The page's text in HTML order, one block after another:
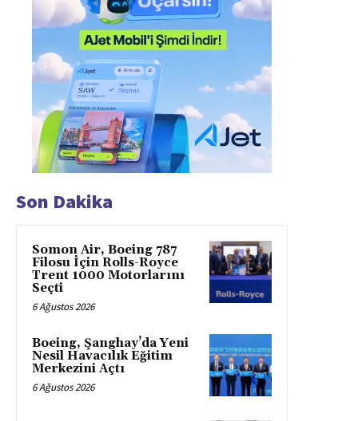
Son Dakika
Somon Air, Boeing 787
Filosu İçin Rolls-Royce
Trent 1000 Motorlarını
Seçti
6 Ağustos 2026
Boeing, Şanghay’da Yeni
Nesil Havacılık Eğitim
Merkezini Açtı
6 Ağustos 2026